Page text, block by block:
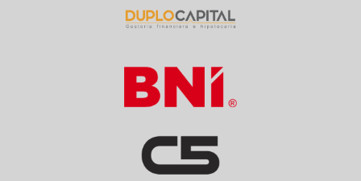
infraestructuras o áreas regeneradas tienden a ser las más
rentables debido al aumento esperado en plusvalía.
¿Cómo puedo obtener asesoramiento sobre
inversiones inmobiliarias?
Agustín Alarcón, quien puede ofrecerte información valiosa
sobre las tendencias actuales del mercado inmobiliario.